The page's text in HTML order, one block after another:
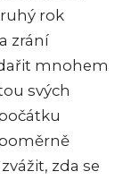
rok
zrání
mnohem
svých
zda se